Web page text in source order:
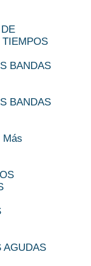
TIEMPOS
BANDAS
BANDAS
Más
AGUDAS